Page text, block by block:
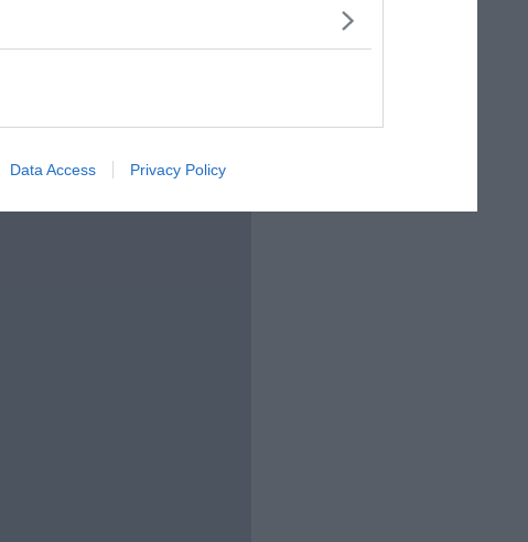
Data Access Privacy Policy